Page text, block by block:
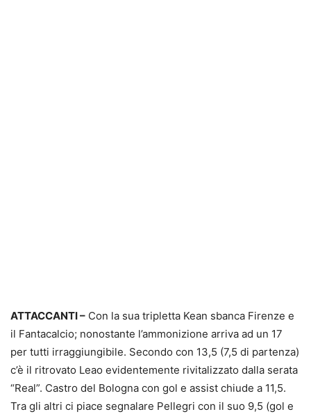
ATTACCANTI – Con la sua tripletta Kean sbanca Firenze e
il Fantacalcio; nonostante l’ammonizione arriva ad un 17
per tutti irraggiungibile. Secondo con 13,5 (7,5 di partenza)
c’è il ritrovato Leao evidentemente rivitalizzato dalla serata
“Real”. Castro del Bologna con gol e assist chiude a 11,5.
Tra gli altri ci piace segnalare Pellegri con il suo 9,5 (gol e